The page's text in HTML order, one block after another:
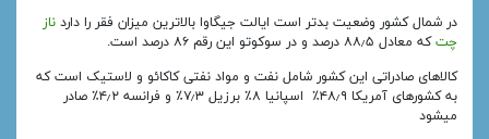
در شمال کشور وضعیت بدتر است ایالت جیگاوا بالاترین میزان فقر را دارد ناز
چتکه معادل ۸۸٫۵ درصد و در سوکوتو این رقم ۸۶ درصد است.
کالاهای صادراتی این کشور شامل نفت و مواد نفتی کاکائو و لاستیک است که
به کشورهای آمریکا ۴۸٫۹٪ اسپانیا ۸٪ برزیل ۷٫۳٪ و فرانسه ۴٫۲٪ صادر
میشود